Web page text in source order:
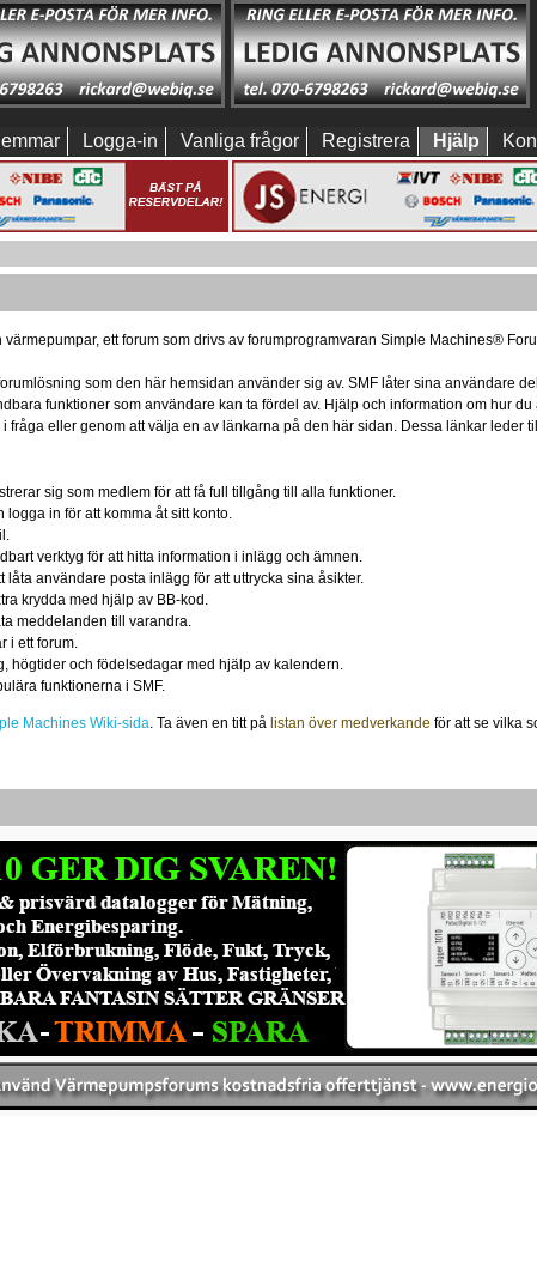
Logga-in Vanliga frågor Registrera Hjälp
ett forum som drivs av forumprogramvaran Simple Machines®
som den här hemsidan använder sig av. SMF låter sina användare
funktioner som användare kan ta fördel av. Hjälp och information om hur
fråga eller genom att välja en av länkarna på den här sidan. Dessa länkar leder
sig som medlem för att få full tillgång till alla funktioner.
logga in för att komma åt sitt konto.
verktyg för att hitta information i inlägg och ämnen.
låta användare posta inlägg för att uttrycka sina åsikter.
krydda med hjälp av BB-kod.
meddelanden till varandra.
i ett forum.
högtider och födelsedagar med hjälp av kalendern.
funktionerna i SMF.
Machines Wiki-sida . Ta även en titt pålistan över medverkande för att se vilka